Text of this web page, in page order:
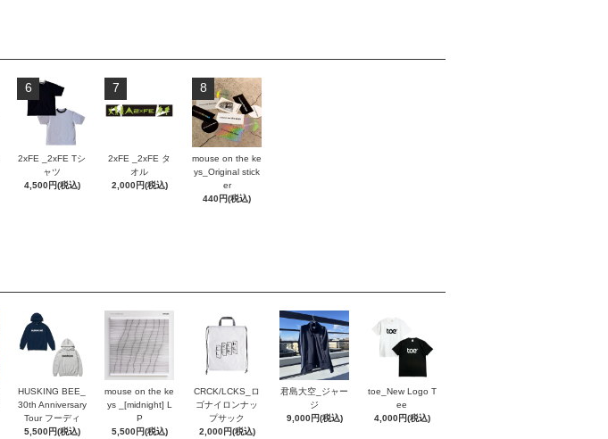
6
2xFE _2xFE Tシ
ャツ
4,500円(税込)
7
2xFE _2xFE タ
オル
2,000円(税込)
8
mouse on the ke
ys_Original stick
er
440円(税込)
HUSKING BEE_
30th Anniversary
Tour フーディ
5,500円(税込)
mouse on the ke
ys _[midnight] L
P
5,500円(税込)
CRCK/LCKS_ロ
ゴナイロンナッ
プサック
2,000円(税込)
君島大空_ジャー
ジ
9,000円(税込)
toe_New Logo T
ee
4,000円(税込)